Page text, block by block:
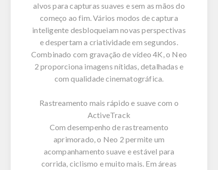
alvos para capturas suaves e sem as mãos do
começo ao fim. Vários modos de captura
inteligente desbloqueiam novas perspectivas
e despertam a criatividade em segundos.
Combinado com gravação de vídeo 4K, o Neo
2 proporciona imagens nítidas, detalhadas e
com qualidade cinematográfica.
Rastreamento mais rápido e suave com o
ActiveTrack
Com desempenho de rastreamento
aprimorado, o Neo 2 permite um
acompanhamento suave e estável para
corrida, ciclismo e muito mais. Em áreas